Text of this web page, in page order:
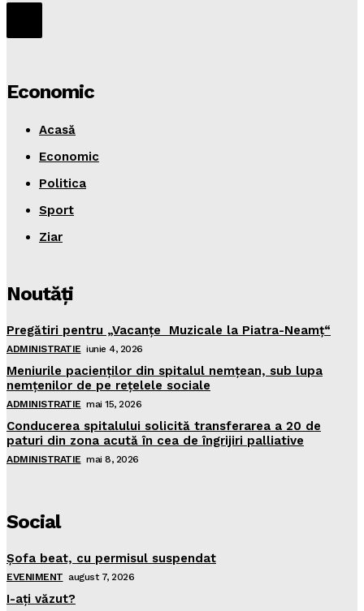
Economic
Acasă
Economic
Politica
Sport
Ziar
Noutăţi
Pregătiri pentru „Vacanţe Muzicale la Piatra-Neamţ“
ADMINISTRATIE iunie 4, 2026
Meniurile pacienţilor din spitalul nemţean, sub lupa
nemţenilor de pe reţelele sociale
ADMINISTRATIE mai 15, 2026
Conducerea spitalului solicită transferarea a 20 de
paturi din zona acută în cea de îngrijiri palliative
ADMINISTRATIE mai 8, 2026
Social
Şofa beat, cu permisul suspendat
EVENIMENT august 7, 2026
I-aţi văzut?